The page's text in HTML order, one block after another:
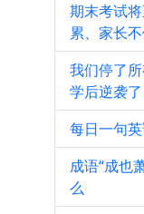
期末考试
累、家长
我们停了
学后逆袭了
每日一句
成语“成也
么